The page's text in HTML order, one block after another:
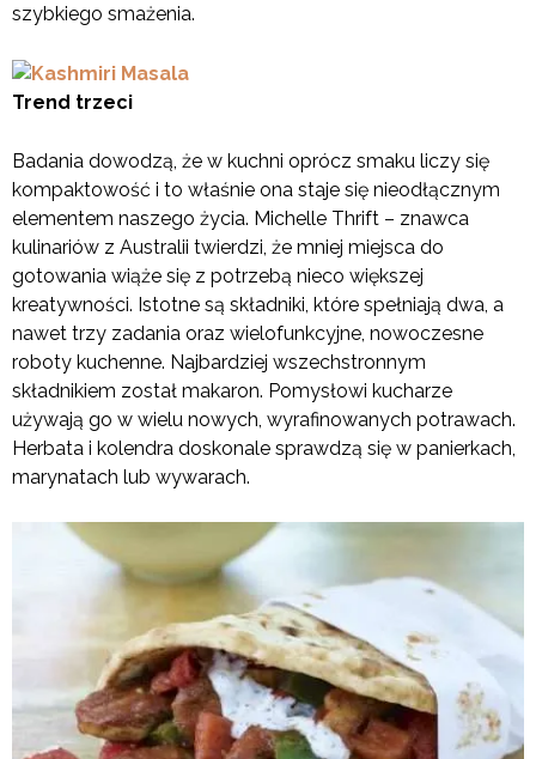
szybkiego smażenia.
Trend trzeci
Badania dowodzą, że w kuchni oprócz smaku liczy się
kompaktowość i to właśnie ona staje się nieodłącznym
elementem naszego życia. Michelle Thrift – znawca
kulinariów z Australii twierdzi, że mniej miejsca do
gotowania wiąże się z potrzebą nieco większej
kreatywności. Istotne są składniki, które spełniają dwa, a
nawet trzy zadania oraz wielofunkcyjne, nowoczesne
roboty kuchenne. Najbardziej wszechstronnym
składnikiem został makaron. Pomysłowi kucharze
używają go w wielu nowych, wyrafinowanych potrawach.
Herbata i kolendra doskonale sprawdzą się w panierkach,
marynatach lub wywarach.